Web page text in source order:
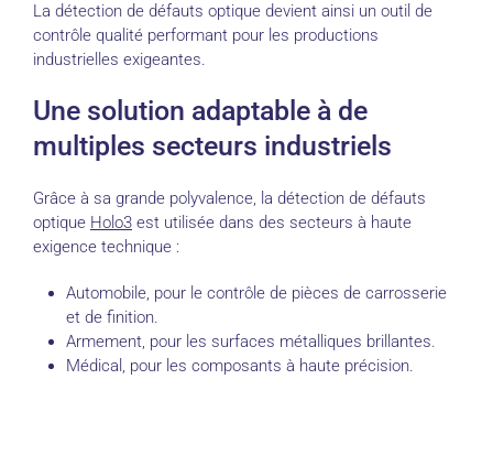
La détection de défauts optique devient ainsi un outil de
contrôle qualité performant pour les productions
industrielles exigeantes.
Une solution adaptable à de
multiples secteurs industriels
Grâce à sa grande polyvalence, la détection de défauts
optique Holo3 est utilisée dans des secteurs à haute
exigence technique :
Automobile, pour le contrôle de pièces de carrosserie
et de finition.
Armement, pour les surfaces métalliques brillantes.
Médical, pour les composants à haute précision.